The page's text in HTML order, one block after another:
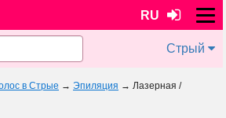
RU
Стрый
в Стрые → Эпиляция → Лазерная /